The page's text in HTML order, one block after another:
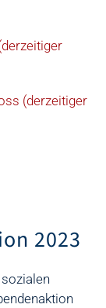
(derzeitiger
2023